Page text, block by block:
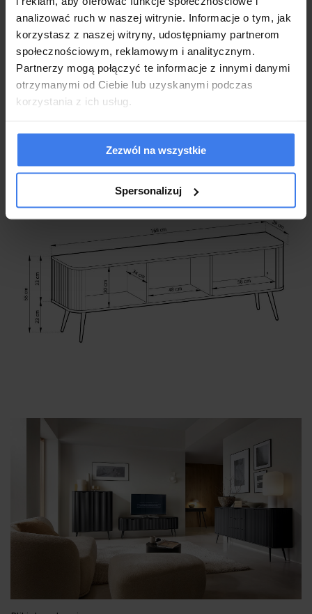
analizować ruch w naszej witrynie. Informacje o tym, jak
korzystasz z naszej witryny, udostępniamy partnerom
społecznościowym, reklamowym i analitycznym.
Partnerzy mogą połączyć te informacje z innymi danymi
otrzymanymi od Ciebie lub uzyskanymi podczas
korzystania z ich usług.
Zezwól na wszystkie
Spersonalizuj
Zawiasy Metalla
Wysoki komfort użytkowania i łatwość utrzymania w
czystości
Metalowe nogi zapewniające stabilność i równowagę mebla
Kolor nóg do wyboru - złote lub czarne
Produkt nowy, fabrycznie zapakowany, do samodzielnego
montażu
Gwarancja 2 lata dla klientów będących konsumentami